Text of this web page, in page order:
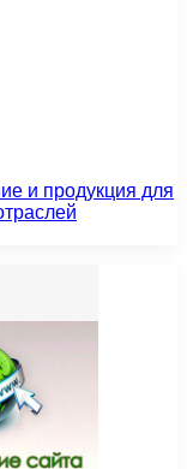
и продукция для